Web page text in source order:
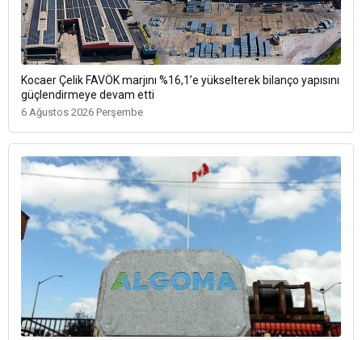
Kocaer Çelik FAVÖK marjını %16,1’e yükselterek bilanço yapısını
güçlendirmeye devam etti
6 Ağustos 2026 Perşembe